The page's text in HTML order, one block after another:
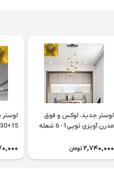
لوستر جدید، لوکس و فوق
مدرن آویزی توپی1- 6 شعله
2,740,000 تومان
15+30+50 سانتیمتر